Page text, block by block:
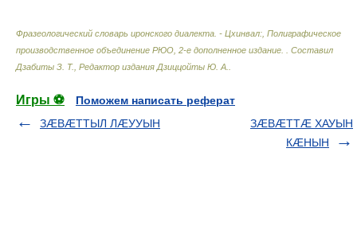
Фразеологический словарь иронского диалекта. - Цхинвал:, Полиграфическое
производственное объединение РЮО, 2-е дополненное издание.
Составил
Дзабиты З. Т., Редактор издания Дзиццойты Ю. А.
Игры ⚽
Поможем написать реферат
ЗÆВÆТТЫЛ ЛÆУУЫН
ЗÆВÆТТÆ ХАУЫН
КÆНЫН